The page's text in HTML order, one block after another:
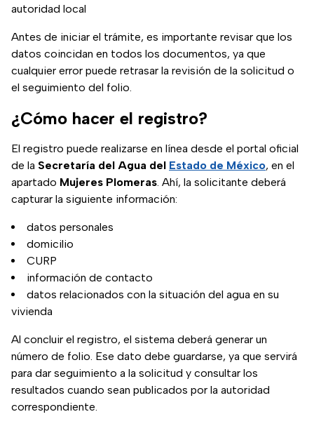
autoridad local
Antes de iniciar el trámite, es importante revisar que los
datos coincidan en todos los documentos, ya que
cualquier error puede retrasar la revisión de la solicitud o
el seguimiento del folio.
¿Cómo hacer el registro?
El registro puede realizarse en línea desde el portal oficial
de la Secretaría del Agua del Estado de México, en el
apartado Mujeres Plomeras. Ahí, la solicitante deberá
capturar la siguiente información:
datos personales
domicilio
CURP
información de contacto
datos relacionados con la situación del agua en su
vivienda
Al concluir el registro, el sistema deberá generar un
número de folio. Ese dato debe guardarse, ya que servirá
para dar seguimiento a la solicitud y consultar los
resultados cuando sean publicados por la autoridad
correspondiente.